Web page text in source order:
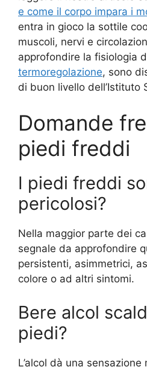
e come il corpo impara i
entra in gioco la sottile
muscoli, nervi e
approfondire la fisiologia
termoregolazione, sono
di buon livello dell’Istituto
Domande
piedi freddi
I piedi freddi
pericolosi?
Nella maggior parte dei
segnale da approfondire
persistenti, asimmetrici,
colore o ad altri sintomi.
Bere alcol
piedi?
L’alcol dà una